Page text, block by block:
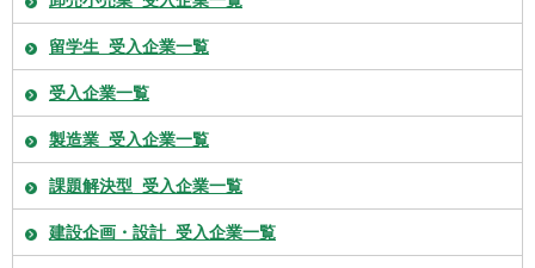
留学生_受入企業一覧
受入企業一覧
製造業_受入企業一覧
課題解決型_受入企業一覧
建設企画・設計_受入企業一覧